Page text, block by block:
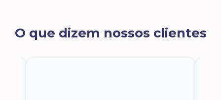
O que dizem nossos clientes